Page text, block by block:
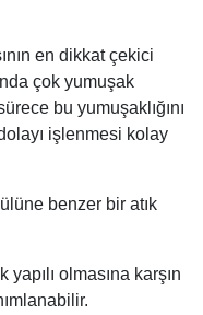
en dikkat çekici
çok yumuşak
bu yumuşaklığını
işlenmesi kolay
benzer bir atık
olmasına karşın